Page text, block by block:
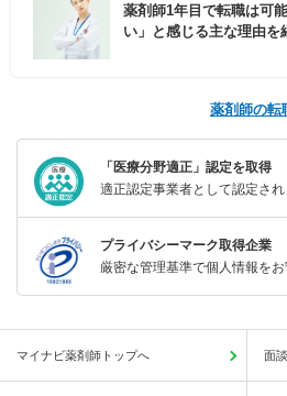
薬剤師1年目で転職は可
い」と感じる主な理由を
薬剤師の転
「医療分野適正」認定を取得
適正認定事業者として認定され
プライバシーマーク取得企業
厳密な管理基準で個人情報をお
マイナビ薬剤師トップへ 面